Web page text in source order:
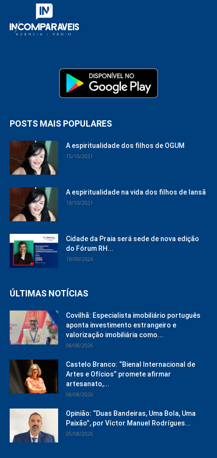
POSTS MAIS POPULARES
A espiritualidade dos filhos de OGUM
15/10/2021
A espiritualidade na vida dos filhos de Iansã
18/10/2021
Cidade da Praia será sede de nova edição
do Fórum RH...
18/09/2024
ÚLTIMAS NOTÍCIAS
Covilhã: Especialista imobiliário português
aponta investimento estrangeiro e
valorização imobiliária como...
06/08/2026
Castelo Branco: “Bienal Internacional de
Artes e Ofícios” promete afirmar
artesanato,...
06/08/2026
Opinião: “Duas Bandeiras, Uma Bola, Uma
Paixão”, por Víctor Manuel Rodrígues...
05/08/2026